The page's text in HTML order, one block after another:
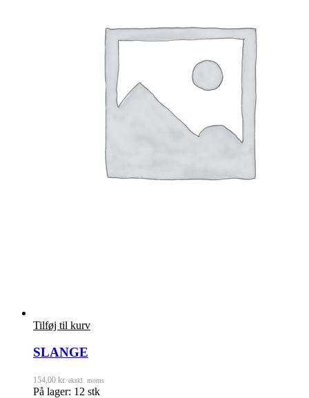
Tilføj til kurv
SLANGE
154,00 kr. ekskl. moms
På lager: 12 stk